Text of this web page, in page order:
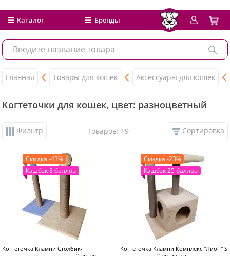
Каталог Бренды
Главная Товары для кошек Аксессуары для кошек
Когтеточки для кошек, цвет: разноцветный
Фильтр Товаров: 19 Сортировка
Скидка -43%
Кэшбэк 8 баллов
Когтеточка Клампи Столбик-
Скидка -23%
Кэшбэк 25 баллов
Когтеточка Клампи Комплекс "Лион" S